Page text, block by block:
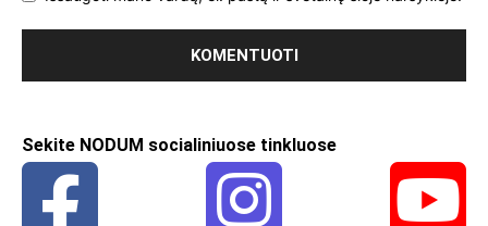
Sekite NODUM socialiniuose tinkluose